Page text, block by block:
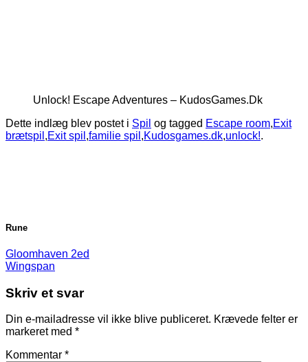
Unlock! Escape Adventures – KudosGames.Dk
Dette indlæg blev postet i Spil og tagged Escape room,Exit
brætspil ,Exit spil ,familie spil ,Kudosgames.dk,unlock!.
Rune
Gloomhaven 2ed
Wingspan
Skriv et svar
Din e-mailadresse vil ikke blive publiceret. Krævede felter er
markeret med *
Kommentar *